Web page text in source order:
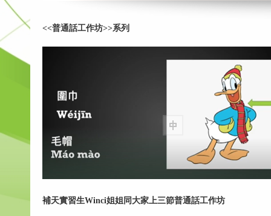
<<普通話工作坊>>系列
補天實習生Winci姐姐同大家上三節普通話工作坊